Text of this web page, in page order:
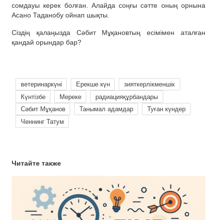
сомдауы керек болған. Алайда соңғы сәтте оның орнына
Асано Таданобу ойнап шықты.
Сіздің қалаңызда Сәбит Мұқановтың есімімен аталған
қандай орындар бар?
ветеринаркүні Ерекше күн
зияткерлікменшік
Күнтізбе
Мереке
радиацияқұрбандары
Сәбит Мұқанов
Танымал адамдар
Туған күндер
Ченнинг Татум
Читайте также